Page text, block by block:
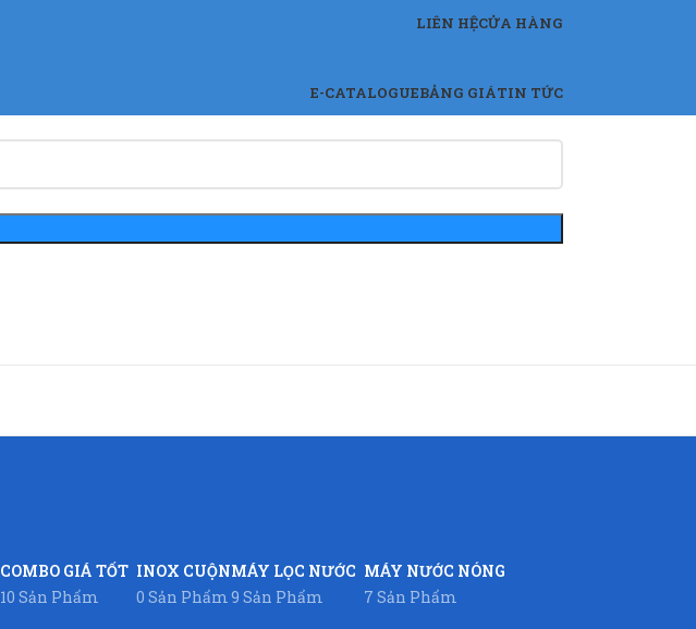
LIÊN HỆCỬA HÀNG
E-CATALOGUEBẢNG GIÁTIN TỨC
COMBO GIÁ TỐT
10 Sản Phẩm
INOX CUỘN
0 Sản Phẩm
MÁY LỌC NƯỚC
9 Sản Phẩm
MÁY NƯỚC NÓNG
7 Sản Phẩm